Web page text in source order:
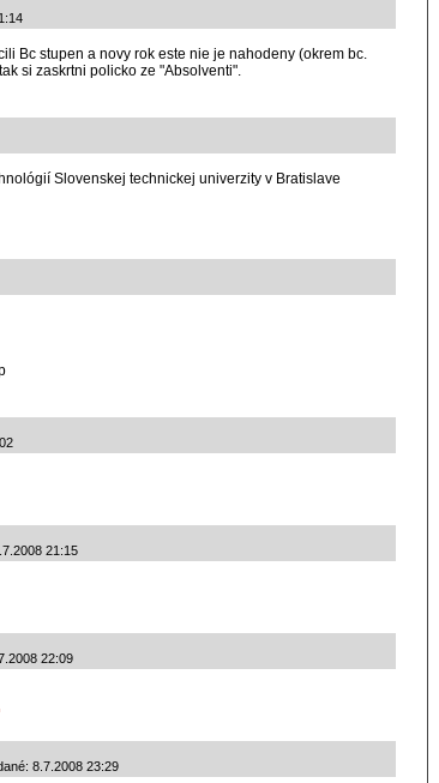
Bc stupen a novy rok este nie je nahodeny (okrem bc.
si zaskrtni policko ze "Absolventi".
Slovenskej technickej univerzity v Bratislave
21:15
22:09
8.7.2008 23:29